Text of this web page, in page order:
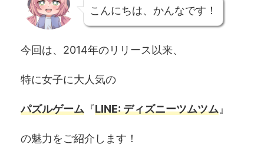
こんにちは、かんなです！
今回は、2014年のリリース以来、
特に女子に大人気の
パズルゲーム 『LINE: ディズニーツムツム 』
の魅力をご紹介します！